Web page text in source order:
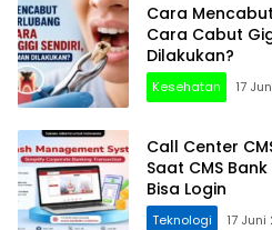
Cara
Cara Cabut
Dilakukan?
Kesehatan 17
Call Center
Saat CMS
Bisa Login
Teknologi 17